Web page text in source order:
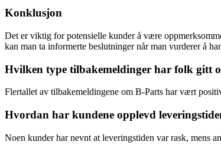
Konklusjon
Det er viktig for potensielle kunder å være
kan man ta informerte beslutninger når man vurderer å
Hvilken type tilbakemeldinger har folk gitt
Flertallet av tilbakemeldingene om B-Parts har vært
Hvordan har kundene opplevd
Noen kunder har nevnt at leveringstiden var rask, mens